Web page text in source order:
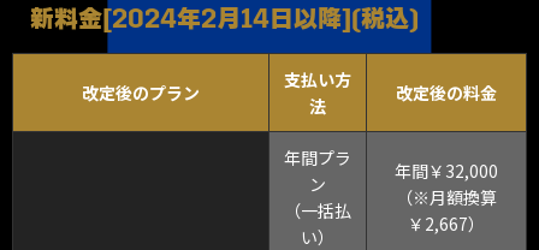
新料金［2024年2月14日以降］（税込）
改定後のプラン
支払い方
法
改定後の料金
年間プラ
ン
（一括払
い）
年間￥32,000
（※月額換算
￥2,667）